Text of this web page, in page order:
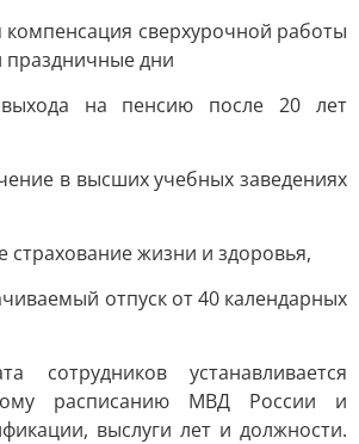
компенсация сверхурочной работы
праздничные дни
на пенсию после 20 лет
в высших учебных заведениях
страхование жизни и здоровья,
отпуск от 40 календарных
сотрудников устанавливается
расписанию МВД России и
выслуги лет и должности.